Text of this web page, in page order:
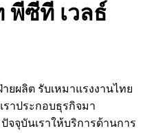
พีซีที เวลธ์
ยผลิต รับเหมาแรงงานไทย
ราประกอบธุรกิจมา
จจุบันเราให้บริการด้านการ